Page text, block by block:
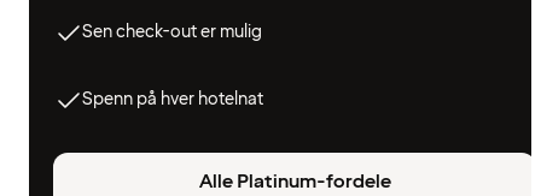
Sen check-out er mulig
Spenn på hver hotelnat
Alle Platinum-fordele